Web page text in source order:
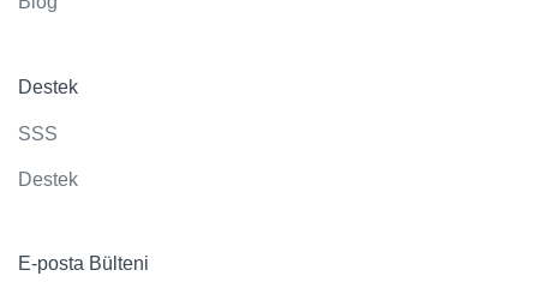
Destek
SSS
Destek
E-posta Bülteni